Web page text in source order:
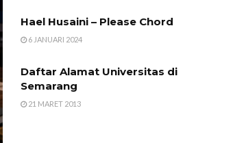
Hael Husaini – Please Chord
6 JANUARI 2024
Daftar Alamat Universitas di
Semarang
21 MARET 2013